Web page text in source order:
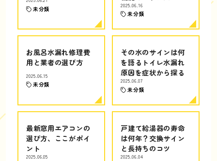
未分類
2025.06.16
未分類
お風呂水漏れ修理費
用と業者の選び方
2025.06.15
未分類
その水のサインは何
を語るトイレ水漏れ
原因を症状から探る
2025.06.07
未分類
最新窓用エアコンの
選び方、ここがポイ
ント
2025.06.05
戸建て給湯器の寿命
は何年？交換サイン
と長持ちのコツ
2025.06.04